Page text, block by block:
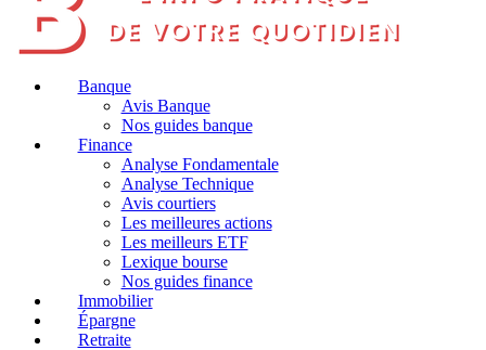
Banque
Avis Banque
Nos guides banque
Finance
Analyse Fondamentale
Analyse Technique
Avis courtiers
Les meilleures actions
Les meilleurs ETF
Lexique bourse
Nos guides finance
Immobilier
Épargne
Retraite